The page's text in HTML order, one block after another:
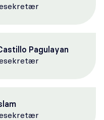
Pagulayan